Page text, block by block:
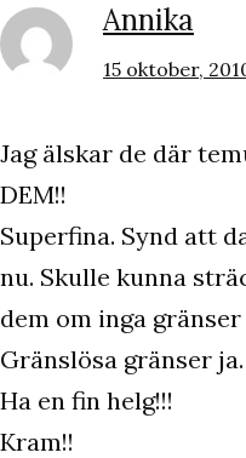
Annika
15 oktober,
Jag älskar de där
DEM!!
Superfina. Synd att
nu. Skulle kunna
dem om inga
Gränslösa gränser
Ha en fin helg!!!
Kram!!